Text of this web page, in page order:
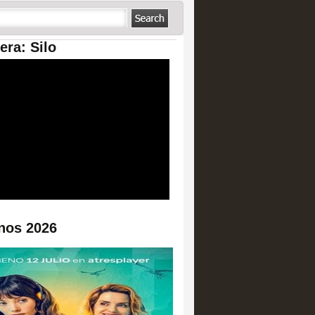
Silo
2026